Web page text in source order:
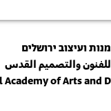
ועיצוב ירושלים
للفنون والتصميم القدس
Academy of Arts and